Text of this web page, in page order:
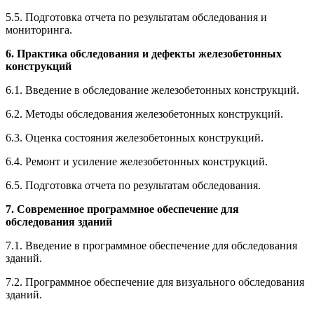
5.5. Подготовка отчета по результатам обследования и
мониторинга.
6. Практика обследования и дефекты железобетонных
конструкций
6.1. Введение в обследование железобетонных конструкций.
6.2. Методы обследования железобетонных конструкций.
6.3. Оценка состояния железобетонных конструкций.
6.4. Ремонт и усиление железобетонных конструкций.
6.5. Подготовка отчета по результатам обследования.
7. Современное программное обеспечение для
обследования зданий
7.1. Введение в программное обеспечение для обследования
зданий.
7.2. Программное обеспечение для визуального обследования
зданий.